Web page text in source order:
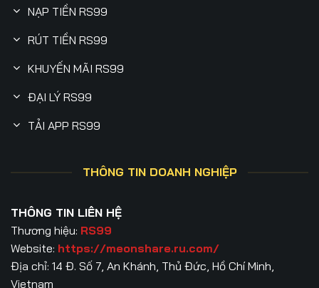
NẠP TIỀN RS99
RÚT TIỀN RS99
KHUYẾN MÃI RS99
ĐẠI LÝ RS99
TẢI APP RS99
THÔNG TIN DOANH NGHIỆP
THÔNG TIN LIÊN HỆ
Thương hiệu: RS99
Website: https://meonshare.ru.com/
Địa chỉ: 14 Đ. Số 7, An Khánh, Thủ Đức, Hồ Chí Minh,
Vietnam